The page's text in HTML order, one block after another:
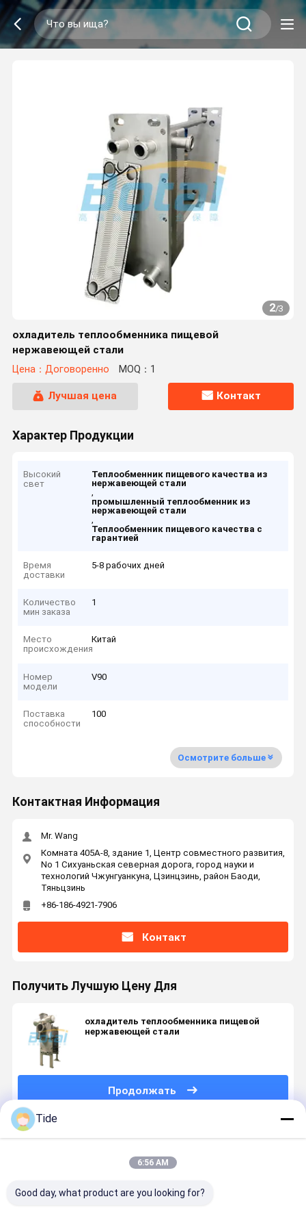
2/3
охладитель теплообменника пищевой
нержавеющей стали
Цена：Договоренно MOQ：1
Лучшая цена Контакт
Характер Продукции
Высокий
свет
Теплообменник пищевого качества из
нержавеющей стали
,
промышленный теплообменник из
нержавеющей стали
,
Теплообменник пищевого качества с
гарантией
Время
доставки
5-8 рабочих дней
Количество
мин заказа
1
Место
происхождения
Китай
Номер
модели
V90
Поставка
способности
100
Осмотрите больше
Контактная Информация
Mr. Wang
Комната 405A-8, здание 1, Центр совместного развития,
No 1 Сихуаньская северная дорога, город науки и
технологий Чжунгуанкуна, Цзинцзинь, район Баоди,
Тяньцзинь
+86-186-4921-7906
Контакт
Получить Лучшую Цену Для
охладитель теплообменника пищевой
нержавеющей стали
Продолжать
Порекомендованные Продукты
Tide
6:56 AM
Good day, what product are you looking for?